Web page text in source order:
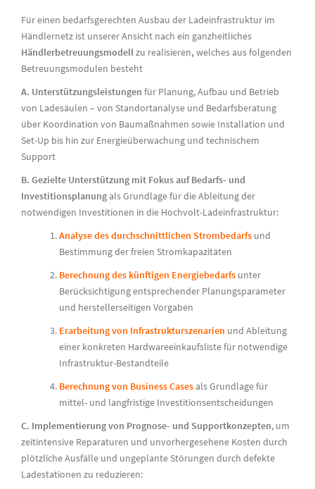
Für einen bedarfsgerechten Ausbau der Ladeinfrastruktur im
Händlernetz ist unserer Ansicht nach ein ganzheitliches
Händlerbetreuungsmodellzu realisieren, welches aus folgenden
Betreuungsmodulen besteht
A. Unterstützungsleistungen für Planung, Aufbau und Betrieb
von Ladesäulen – von Standortanalyse und Bedarfsberatung
über Koordination von Baumaßnahmen sowie Installation und
Set-Up bis hin zur Energieüberwachung und technischem
Support
B. Gezielte Unterstützung mit Fokus auf Bedarfs- und
Investitionsplanungals Grundlage für die Ableitung der
notwendigen Investitionen in die Hochvolt-Ladeinfrastruktur:
Analyse des durchschnittlichen Strombedarfs und
Bestimmung der freien Stromkapazitäten
Berechnung des künftigen Energiebedarfs unter
Berücksichtigung entsprechender Planungsparameter
und herstellerseitigen Vorgaben
Erarbeitung von Infrastrukturszenarien und Ableitung
einer konkreten Hardwareeinkaufsliste für notwendige
Infrastruktur-Bestandteile
Berechnung von Business Casesals Grundlage für
mittel- und langfristige Investitionsentscheidungen
C. Implementierung von Prognose- und Supportkonzepten, um
zeitintensive Reparaturen und unvorhergesehene Kosten durch
plötzliche Ausfälle und ungeplante Störungen durch defekte
Ladestationen zu reduzieren: